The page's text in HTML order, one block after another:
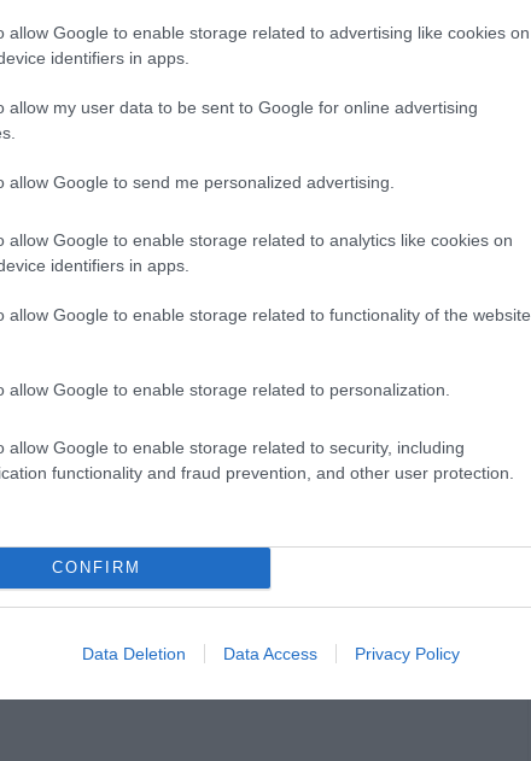
allow Google to enable storage related to advertising like cookies on
identifiers in apps.
allow my user data to be sent to Google for online advertising
allow Google to send me personalized advertising.
allow Google to enable storage related to analytics like cookies on
identifiers in apps.
allow Google to enable storage related to functionality of the website
allow Google to enable storage related to personalization.
allow Google to enable storage related to security, including
functionality and fraud prevention, and other user protection.
CONFIRM
Data Deletion Data Access Privacy Policy
/ Facebook
belépni csak 21 éves kortól szabad,
ITT.
az EGRI ÜGYEK Google Hírek oldalán!